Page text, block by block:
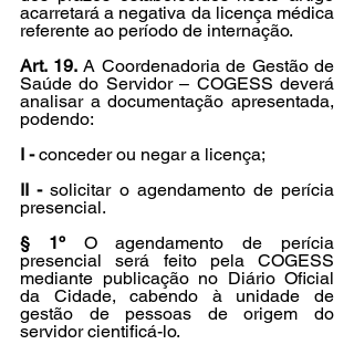
acarretará a negativa da licença médica
referente ao período de internação.
Art. 19. A Coordenadoria de Gestão de
Saúde do Servidor – COGESS deverá
analisar a documentação apresentada,
podendo:
I - conceder ou negar a licença;
II - solicitar o agendamento de perícia
presencial.
§ 1º O agendamento de perícia
presencial será feito pela COGESS
mediante publicação no Diário Oficial
da Cidade, cabendo à unidade de
gestão de pessoas de origem do
servidor cientificá-lo.